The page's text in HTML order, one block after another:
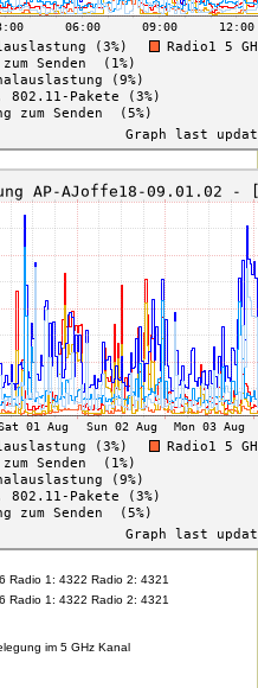
Radio 1: 4322 Radio 2: 4321
Radio 1: 4322 Radio 2: 4321
im 5 GHz Kanal